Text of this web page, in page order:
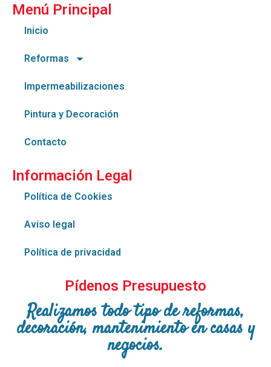
Menú Principal
Inicio
Reformas
Impermeabilizaciones
Pintura y Decoración
Contacto
Información Legal
Política de Cookies
Aviso legal
Política de privacidad
Pídenos Presupuesto
Realizamos todo tipo de reformas,
decoración, mantenimiento en casas y
negocios.